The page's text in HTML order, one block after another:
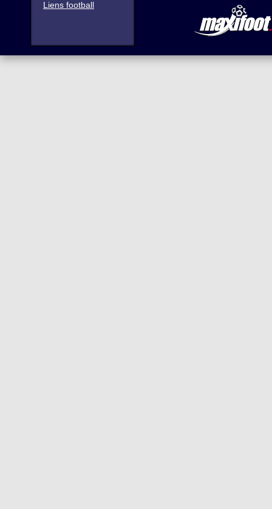
Liens football